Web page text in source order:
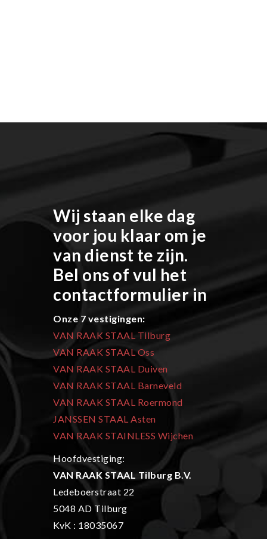
Wij staan elke dag
voor jou klaar om je
van dienst te zijn.
Bel ons of vul het
contactformulier in
Onze 7 vestigingen:
VAN RAAK STAAL Tilburg
VAN RAAK STAAL Oss
VAN RAAK STAAL Duiven
VAN RAAK STAAL Barneveld
VAN RAAK STAAL Roermond
JANSSEN STAAL Asten
VAN RAAK STAINLESS Wijchen
Hoofdvestiging:
VAN RAAK STAAL Tilburg B.V.
Ledeboerstraat 22
5048 AD Tilburg
KvK : 18035067